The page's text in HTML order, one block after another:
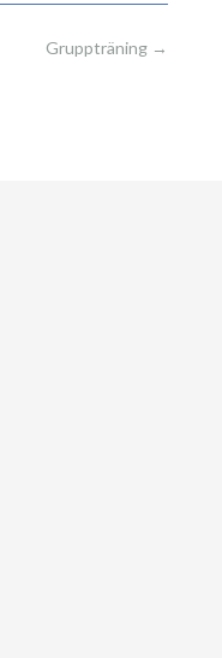
Gruppträning →